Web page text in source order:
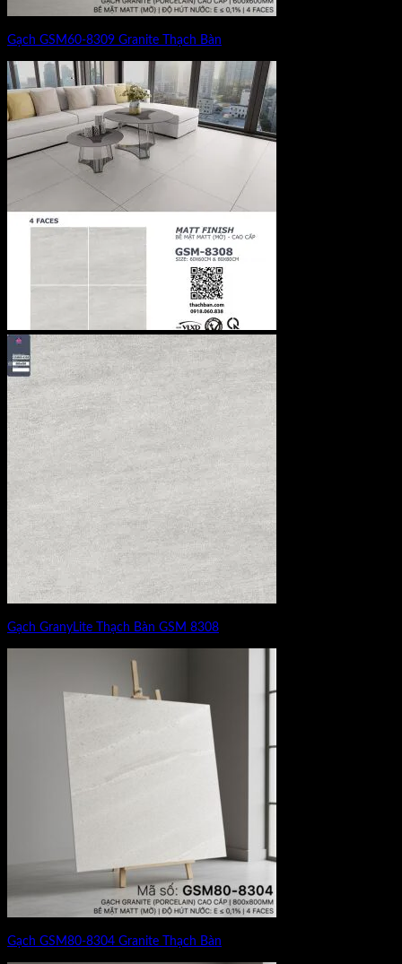
Gạch GSM60-8309 Granite Thạch Bàn
Gạch GranyLite Thạch Bàn GSM 8308
Gạch GSM80-8304 Granite Thạch Bàn